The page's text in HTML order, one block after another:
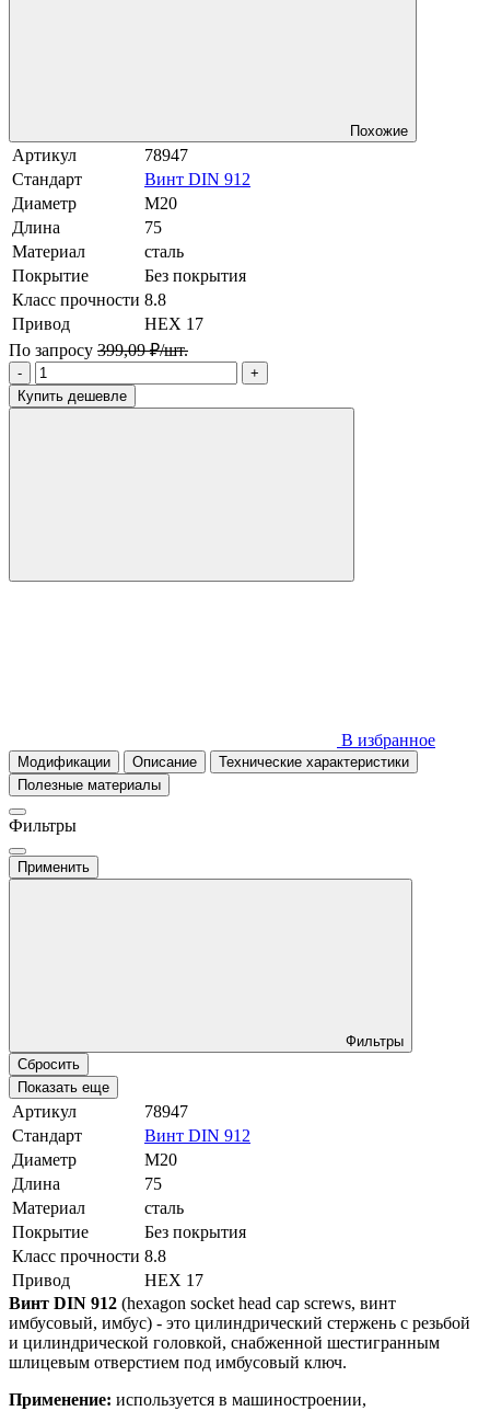
Похожие
Артикул
78947
Стандарт
Винт DIN 912
Диаметр
М20
Длина
75
Материал
сталь
Покрытие
Без покрытия
Класс прочности 8.8
Привод
HEX 17
По запросу 399,09 ₽/шт.
-
+
Купить дешевле
В избранное
Модификации Описание
Технические характеристики
Полезные материалы
Фильтры
Применить
Фильтры
Сбросить
Показать еще
Артикул
78947
Стандарт
Винт DIN 912
Диаметр
М20
Длина
75
Материал
сталь
Покрытие
Без покрытия
Класс прочности 8.8
Привод
HEX 17
Винт DIN 912 (hexagon socket head cap screws, винт
имбусовый, имбус) - это цилиндрический стержень с резьбой
и цилиндрической головкой, снабженной шестигранным
шлицевым отверстием под имбусовый ключ.
Применение: используется в машиностроении,